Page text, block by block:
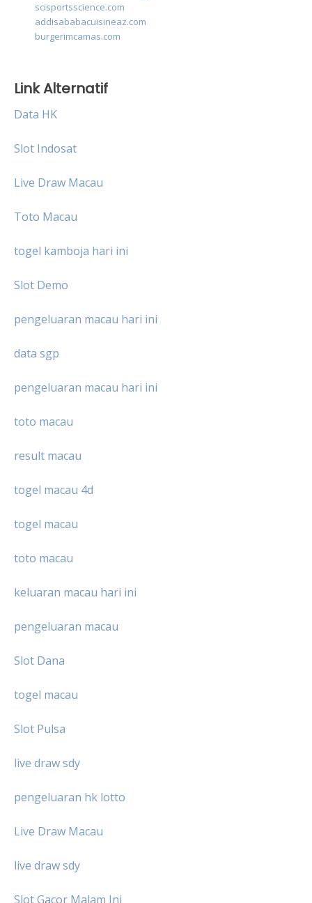
scisportsscience.com
addisababacuisineaz.com
burgerimcamas.com
Link Alternatif
Data HK
Slot Indosat
Live Draw Macau
Toto Macau
togel kamboja hari ini
Slot Demo
pengeluaran macau hari ini
data sgp
pengeluaran macau hari ini
toto macau
result macau
togel macau 4d
togel macau
toto macau
keluaran macau hari ini
pengeluaran macau
Slot Dana
togel macau
Slot Pulsa
live draw sdy
pengeluaran hk lotto
Live Draw Macau
live draw sdy
Slot Gacor Malam Ini